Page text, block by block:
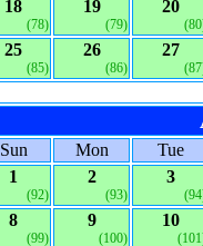
18
(78)
19
(79)
20
25
(85)
26
(86)
27
Sun Mon
Tue
1
(92)
2
(93)
3
8
(99)
9
(100)
10